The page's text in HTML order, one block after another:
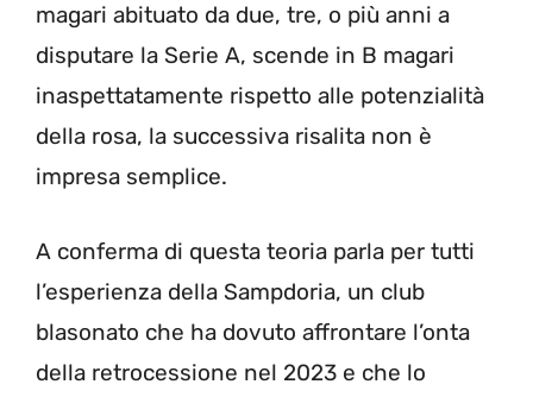
magari abituato da due, tre, o più anni a
disputare la Serie A, scende in B magari
inaspettatamente rispetto alle potenzialità
della rosa, la successiva risalita non è
impresa semplice.
A conferma di questa teoria parla per tutti
l’esperienza della Sampdoria, un club
blasonato che ha dovuto affrontare l’onta
della retrocessione nel 2023 e che lo